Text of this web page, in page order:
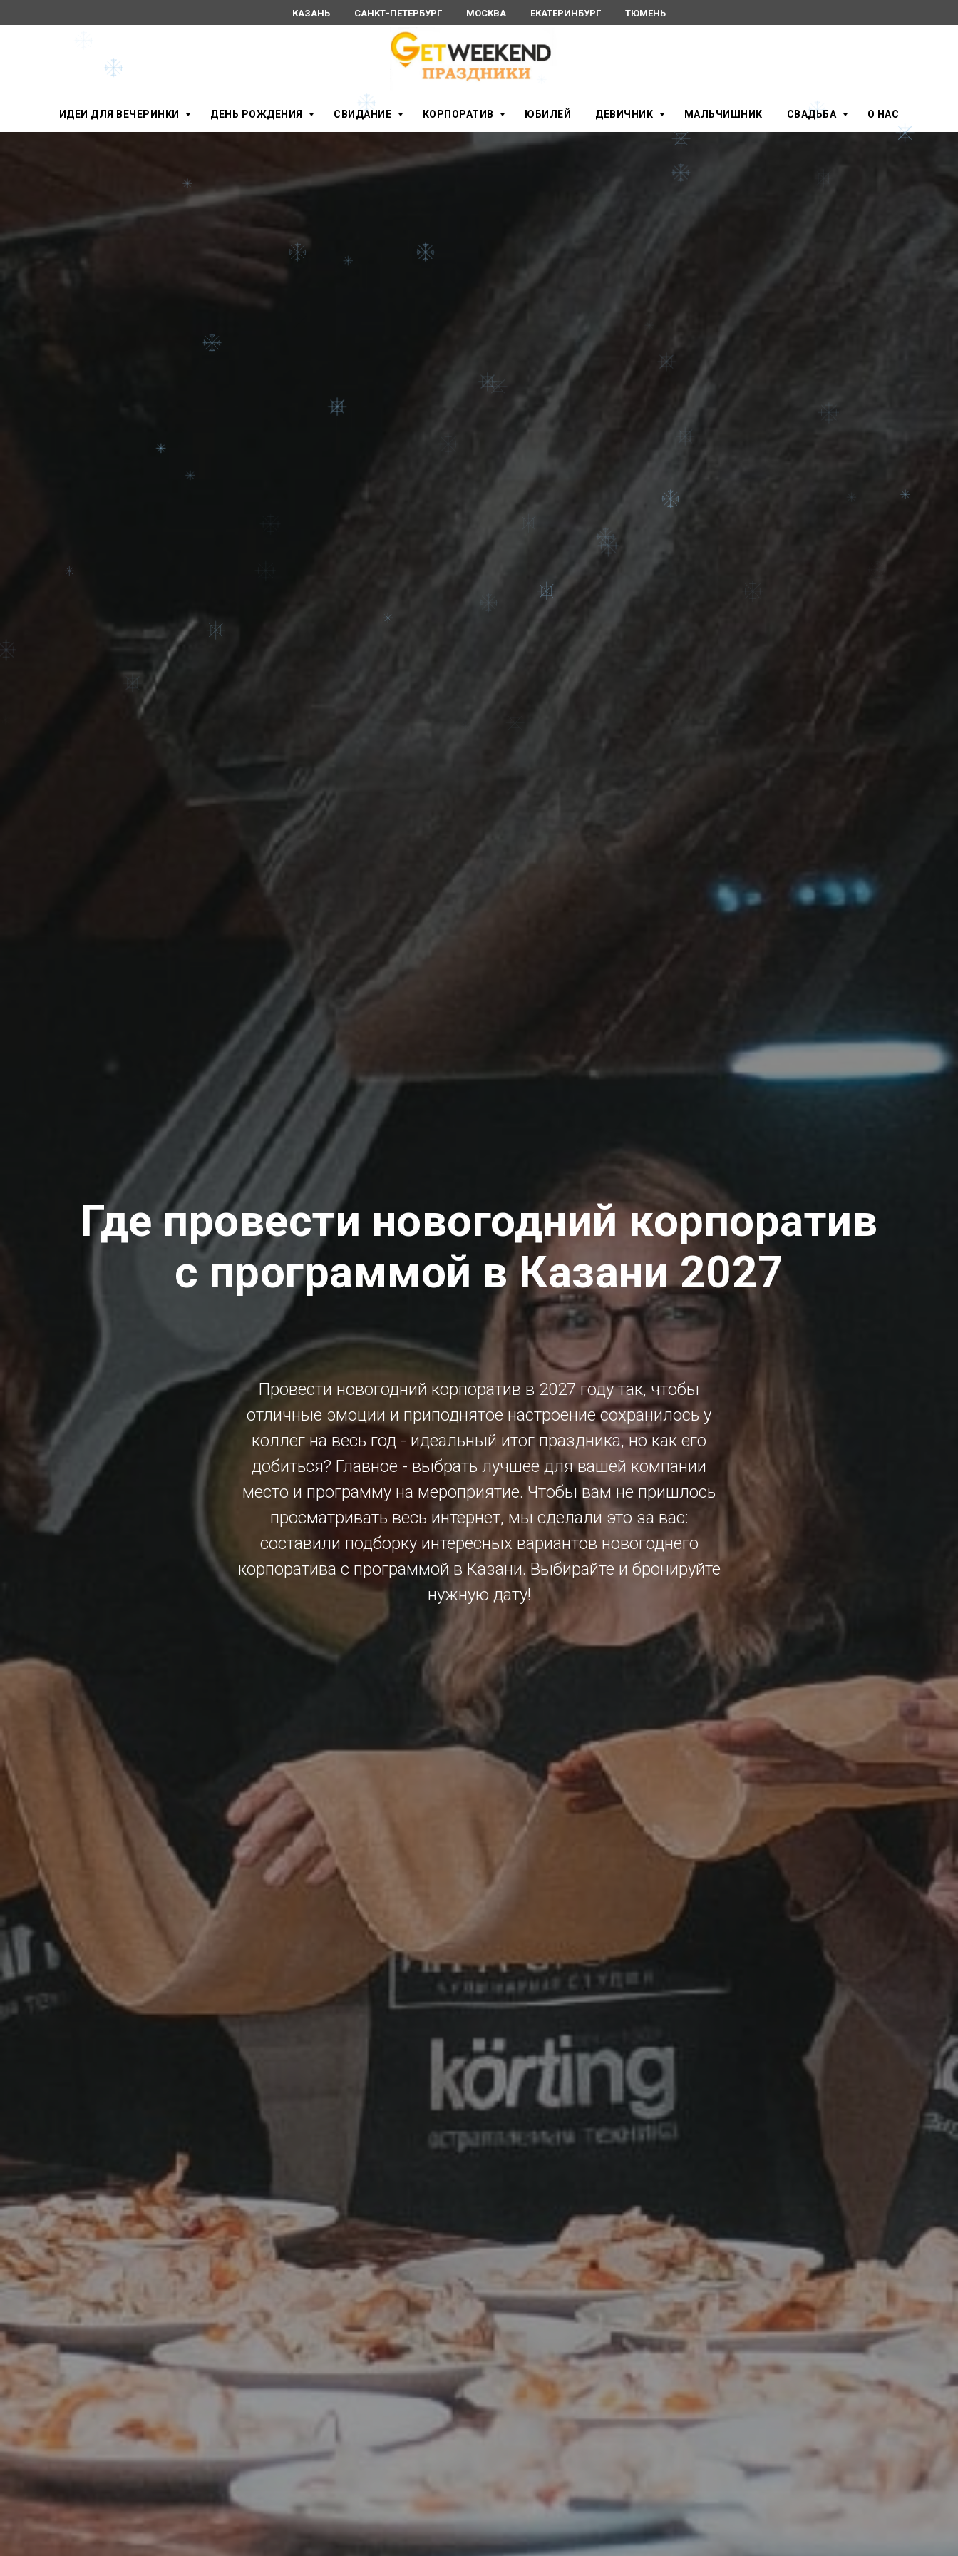
КАЗАНЬ САНКТ-ПЕТЕРБУРГ МОСКВА ЕКАТЕРИНБУРГ ТЮМЕНЬ
ИДЕИ ДЛЯ ВЕЧЕРИНКИ ДЕНЬ РОЖДЕНИЯ СВИДАНИЕ КОРПОРАТИВ ЮБИЛЕЙ ДЕВИЧНИК МАЛЬЧИШНИК СВАДЬБА О НАС
Где провести новогодний корпоратив
с программой в Казани 2027
Провести новогодний корпоратив в 2027 году так, чтобы
отличные эмоции и приподнятое настроение сохранилось у
коллег на весь год - идеальный итог праздника, но как его
добиться? Главное - выбрать лучшее для вашей компании
место и программу на мероприятие. Чтобы вам не пришлось
просматривать весь интернет, мы сделали это за вас:
составили подборку интересных вариантов новогоднего
корпоратива с программой в Казани. Выбирайте и бронируйте
нужную дату!